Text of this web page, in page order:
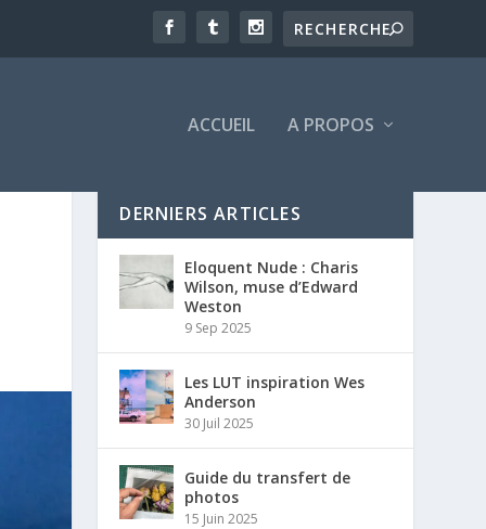
ACCUEIL A PROPOS
DERNIERS ARTICLES
Eloquent Nude : Charis
Wilson, muse d’Edward
Weston
9 Sep 2025
Les LUT inspiration Wes
Anderson
30 Juil 2025
Guide du transfert de
photos
15 Juin 2025